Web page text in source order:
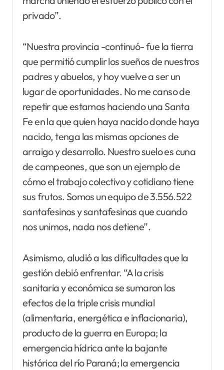
privado”.
“Nuestra provincia -continuó- fue la tierra
que permitió cumplir los sueños de nuestros
padres y abuelos, y hoy vuelve a ser un
lugar de oportunidades. No me canso de
repetir que estamos haciendo una Santa
Fe en la que quien haya nacido donde haya
nacido, tenga las mismas opciones de
arraigo y desarrollo. Nuestro suelo es cuna
de campeones, que son un ejemplo de
cómo el trabajo colectivo y cotidiano tiene
sus frutos. Somos un equipo de 3.556.522
santafesinos y santafesinas que cuando
nos unimos, nada nos detiene”.
Asimismo, aludió a las dificultades que la
gestión debió enfrentar. “A la crisis
sanitaria y económica se sumaron los
efectos de la triple crisis mundial
(alimentaria, energética e inflacionaria),
producto de la guerra en Europa; la
emergencia hídrica ante la bajante
histórica del río Paraná; la emergencia